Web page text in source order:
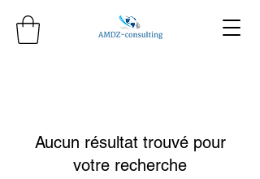
Aucun résultat trouvé pour
votre recherche